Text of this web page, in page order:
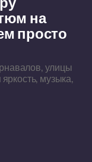
на
просто
улицы
музыка,